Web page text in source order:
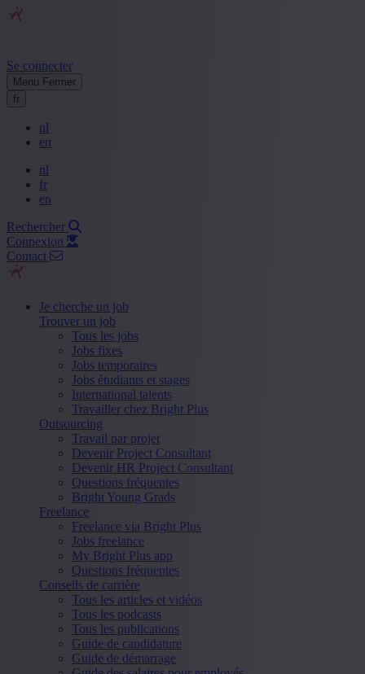
Se connecter
Menu Fermer
fr
nl
en
nl
fr
en
Rechercher
Connexion
Contact
Je cherche un job
Trouver un job
Tous les jobs
Jobs fixes
Jobs temporaires
Jobs étudiants et stages
International talents
Travailler chez Bright Plus
Outsourcing
Travail par projet
Devenir Project Consultant
Devenir HR Project Consultant
Questions fréquentes
Bright Young Grads
Freelance
Freelance via Bright Plus
Jobs freelance
My Bright Plus app
Questions fréquentes
Conseils de carrière
Tous les articles et vidéos
Tous les podcasts
Tous les publications
Guide de candidature
Guide de démarrage